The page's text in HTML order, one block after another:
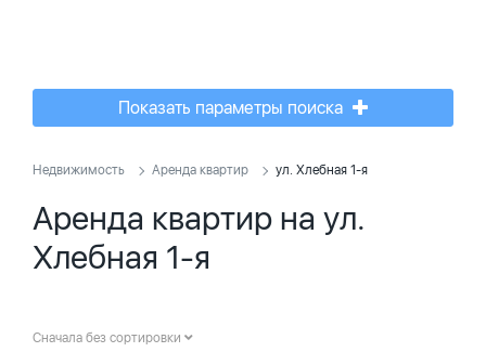
Показать параметры поиска
Недвижимость Аренда квартир ул. Хлебная 1-я
Аренда квартир на ул.
Хлебная 1-я
Сначала без сортировки